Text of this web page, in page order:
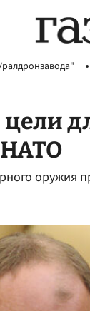
НАТО
оружия